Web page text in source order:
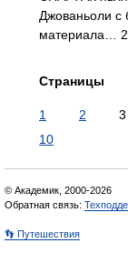
Джованьоли с
материала…
Страницы
1 2 3
10
© Академик, 2000-2026
Обратная связь:
👣 Путешествия